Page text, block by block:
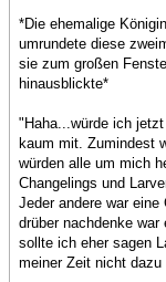
*Die ehemalige
umrundete diese
sie zum großen
hinausblickte*
"Haha...würde ich
kaum mit. Zumindest
würden alle um mich
Changelings und
Jeder andere war
drüber nachdenke
sollte ich eher sagen
meiner Zeit nicht